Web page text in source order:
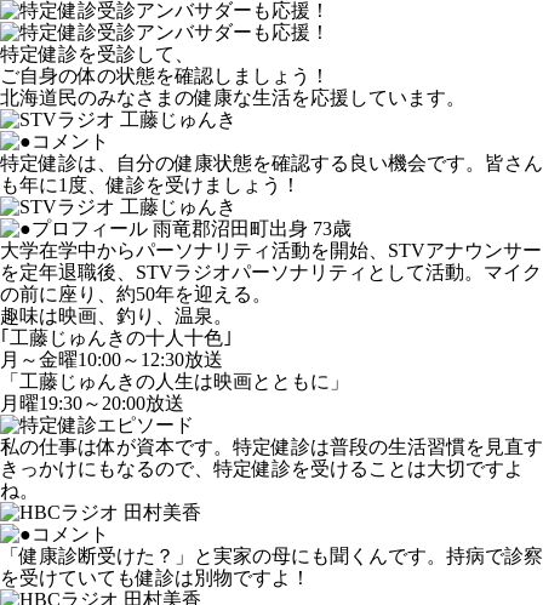
特定健診を受診して、
ご自身の体の状態を確認しましょう！
北海道民のみなさまの健康な生活を応援しています。
特定健診は、自分の健康状態を確認する良い機会です。皆さん
も年に1度、健診を受けましょう！
雨竜郡沼田町出身 73歳
大学在学中からパーソナリティ活動を開始、STVアナウンサー
を定年退職後、STVラジオパーソナリティとして活動。マイク
の前に座り、約50年を迎える。
趣味は映画、釣り、温泉。
｢工藤じゅんきの十人十色｣
月～金曜10:00～12:30放送
「工藤じゅんきの人生は映画とともに」
月曜19:30～20:00放送
私の仕事は体が資本です。特定健診は普段の生活習慣を見直す
きっかけにもなるので、特定健診を受けることは大切ですよ
ね。
「健康診断受けた？」と実家の母にも聞くんです。持病で診察
を受けていても健診は別物ですよ！